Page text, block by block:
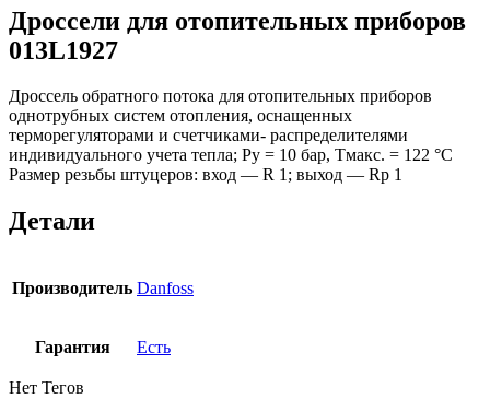
Дроссели для отопительных приборов
013L1927
Дроссель обратного потока для отопительных приборов
однотрубных систем отопления, оснащенных
терморегуляторами и счетчиками- распределителями
индивидуального учета тепла; Ру = 10 бар, Тмакс. = 122 °С
Размер резьбы штуцеров: вход — R 1; выход — Rp 1
Детали
Производитель Danfoss
Гарантия Есть
Нет Тегов